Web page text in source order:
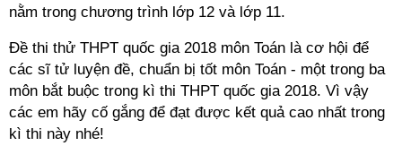
nằm trong chương trình lớp 12 và lớp 11.
Đề thi thử THPT quốc gia 2018 môn Toán là cơ hội để
các sĩ tử luyện đề, chuẩn bị tốt môn Toán - một trong ba
môn bắt buộc trong kì thi THPT quốc gia 2018. Vì vậy
các em hãy cố gắng để đạt được kết quả cao nhất trong
kì thi này nhé!